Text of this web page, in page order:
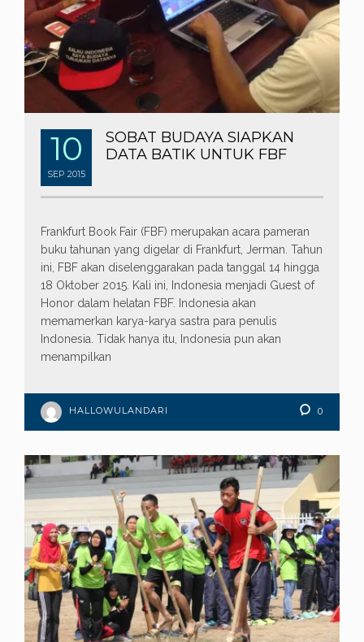
10
SEP 2015
SOBAT BUDAYA SIAPKAN
DATA BATIK UNTUK FBF
Frankfurt Book Fair (FBF) merupakan acara pameran
buku tahunan yang digelar di Frankfurt, Jerman. Tahun
ini, FBF akan diselenggarakan pada tanggal 14 hingga
18 Oktober 2015. Kali ini, Indonesia menjadi Guest of
Honor dalam helatan FBF. Indonesia akan
memamerkan karya-karya sastra para penulis
Indonesia. Tidak hanya itu, Indonesia pun akan
menampilkan
HALLOWULANDARI 0